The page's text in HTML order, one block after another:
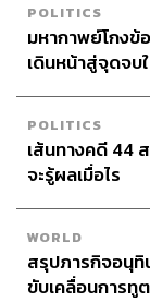
ในอีก 5 ปีข้าง
การผลิตแบต
พลังงานหมุน
แบตเตอรี่ลิเทีย
ประสิทธิภาพ แต่
วัตถุดิบที่พบได้น้
แวดล้อมหากกำ
POLITICS
มหากาพย์โกง
เดินหน้าสู่จุดจบ
POLITICS
เส้นทางคดี 44
จะรู้ผลเมื่อไร
WORLD
สรุปภารกิจอนุทิ
ขับเคลื่อนการทู